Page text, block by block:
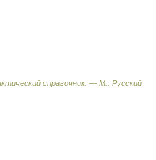
справочник. — М.: Русский